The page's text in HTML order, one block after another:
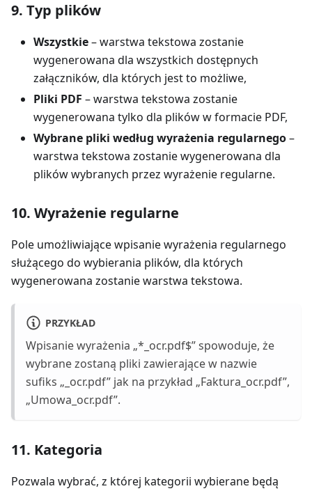
9. Typ plików
Wszystkie– warstwa tekstowa zostanie
wygenerowana dla wszystkich dostępnych
załączników, dla których jest to możliwe,
Pliki PDF – warstwa tekstowa zostanie
wygenerowana tylko dla plików w formacie PDF,
Wybrane pliki według wyrażenia regularnego–
warstwa tekstowa zostanie wygenerowana dla
plików wybranych przez wyrażenie regularne.
10. Wyrażenie regularne
Pole umożliwiające wpisanie wyrażenia regularnego
służącego do wybierania plików, dla których
wygenerowana zostanie warstwa tekstowa.
PRZYKŁAD
Wpisanie wyrażenia „*_ocr.pdf$” spowoduje, że
wybrane zostaną pliki zawierające w nazwie
sufiks „_ocr.pdf” jak na przykład „Faktura_ocr.pdf”,
„Umowa_ocr.pdf”.
11. Kategoria
Pozwala wybrać, z której kategorii wybierane będą